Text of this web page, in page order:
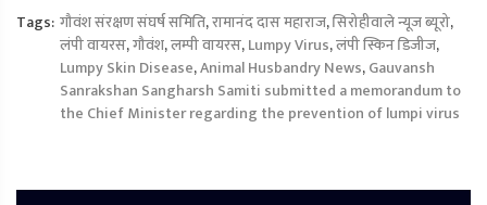
Tags: गौवंश संरक्षण संघर्ष समिति,रामानंद दास महाराज,सिरोहीवाले न्यूज ब्यूरो,
लंपी वायरस,गौवंश,लम्पी वायरस,Lumpy Virus,लंपी स्किन डिजीज,
Lumpy Skin Disease,Animal Husbandry News,Gauvansh
Sanrakshan Sangharsh Samiti submitted a memorandum to
the Chief Minister regarding the prevention of lumpi virus